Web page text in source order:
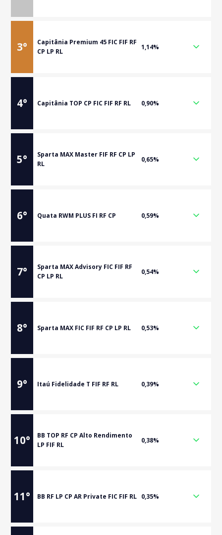
3°
Capitânia Premium 45 FIC FIF RF
CP LP RL
1,14%
4° Capitânia TOP CP FIC FIF RF RL 0,90%
5°
Sparta MAX Master FIF RF CP LP
RL
0,65%
6° Quata RWM PLUS FI RF CP 0,59%
7°
Sparta MAX Advisory FIC FIF RF
CP LP RL
0,54%
8° Sparta MAX FIC FIF RF CP LP RL 0,53%
9° Itaú Fidelidade T FIF RF RL 0,39%
10°
BB TOP RF CP Alto Rendimento
LP FIF RL
0,38%
11° BB RF LP CP AR Private FIC FIF RL 0,35%